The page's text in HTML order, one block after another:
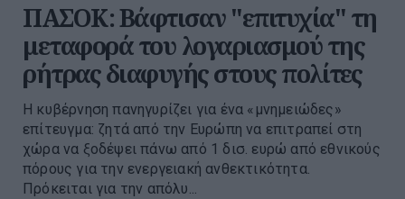
ΠΑΣΟΚ: Βάφτισαν "επιτυχία" τη
μεταφορά του λογαριασμού της
ρήτρας διαφυγής στους πολίτες
Η κυβέρνηση πανηγυρίζει για ένα «μνημειώδες»
επίτευγμα: ζητά από την Ευρώπη να επιτραπεί στη
χώρα να ξοδέψει πάνω από 1 δισ. ευρώ από εθνικούς
πόρους για την ενεργειακή ανθεκτικότητα.
Πρόκειται για την απόλυ...